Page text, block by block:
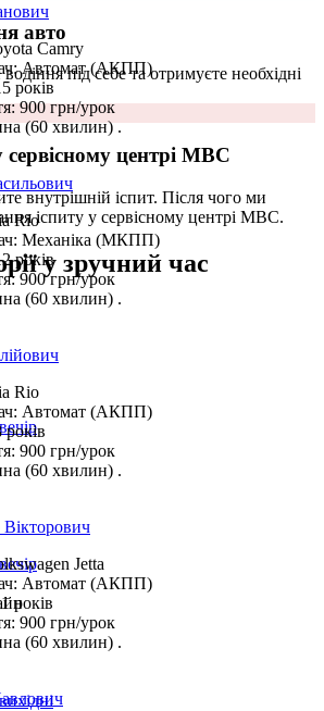
Camry
Автомат (АКПП)
років
900 грн/урок
(60 хвилин) .
Rio
Механіка (МКПП)
років
900 грн/урок
(60 хвилин) .
Rio
Автомат (АКПП)
років
900 грн/урок
(60 хвилин) .
Jetta
Автомат (АКПП)
років
900 грн/урок
(60 хвилин) .
авто
під себе та отримуєте необхідні
сервісному центрі МВС
внутрішній іспит. Після чого ми
іспиту у сервісному центрі МВС.
у зручний час